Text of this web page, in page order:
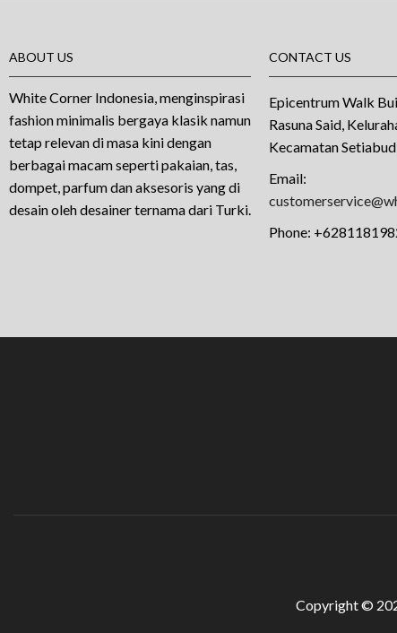
ABOUT US
White Corner Indonesia, menginspirasi
fashion minimalis bergaya klasik namun
tetap relevan di masa kini dengan
berbagai macam seperti pakaian, tas,
dompet, parfum dan aksesoris yang di
desain oleh desainer ternama dari Turki.
CONTACT US
Epicentrum Walk
Rasuna Said,
Kecamatan
Email:
Phone:
Copyright ©